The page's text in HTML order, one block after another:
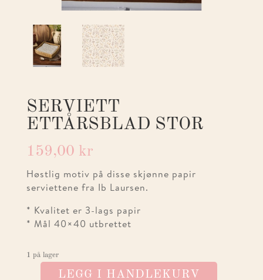
SERVIETT
ETTÅRSBLAD STOR
159,00 kr
Høstlig motiv på disse skjønne papir
serviettene fra Ib Laursen.
* Kvalitet er 3-lags papir
* Mål 40×40 utbrettet
1 på lager
LEGG I HANDLEKURV